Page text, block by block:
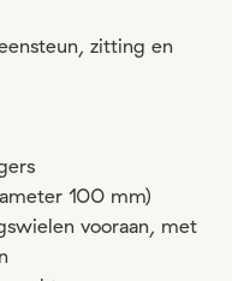
zitting en
100 mm)
vooraan, met